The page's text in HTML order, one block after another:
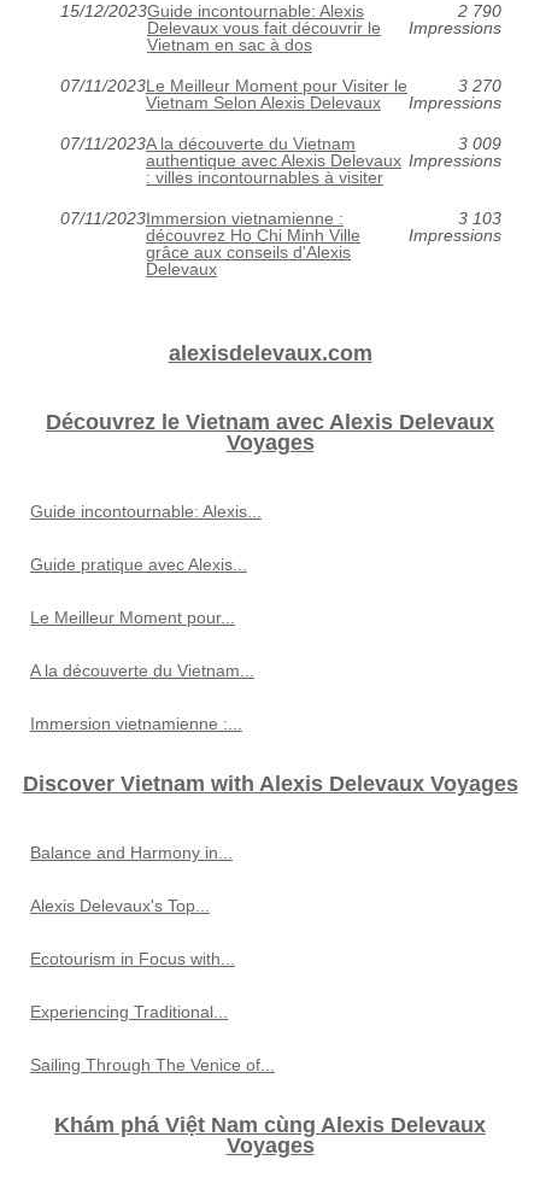
15/12/2023Guide incontournable: Alexis
Delevaux vous fait découvrir le
Vietnam en sac à dos
2 790
Impressions
07/11/2023Le Meilleur Moment pour Visiter le
Vietnam Selon Alexis Delevaux
3 270
Impressions
07/11/2023A la découverte du Vietnam
authentique avec Alexis Delevaux
: villes incontournables à visiter
3 009
Impressions
07/11/2023Immersion vietnamienne :
découvrez Ho Chi Minh Ville
grâce aux conseils d'Alexis
Delevaux
3 103
Impressions
alexisdelevaux.com
Découvrez le Vietnam avec Alexis Delevaux
Voyages
Guide incontournable: Alexis...
Guide pratique avec Alexis...
Le Meilleur Moment pour...
A la découverte du Vietnam...
Immersion vietnamienne :...
Discover Vietnam with Alexis Delevaux Voyages
Balance and Harmony in...
Alexis Delevaux's Top...
Ecotourism in Focus with...
Experiencing Traditional...
Sailing Through The Venice of...
Khám phá Việt Nam cùng Alexis Delevaux
Voyages